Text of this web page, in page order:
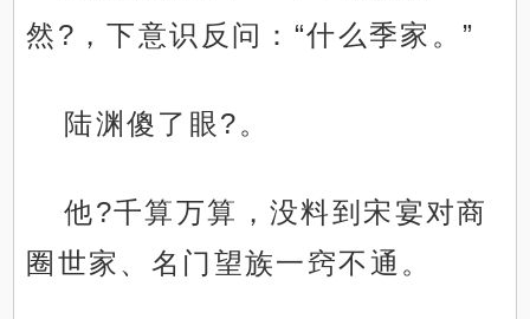
然?，下意识反问：“什么季家。”
陆渊傻了眼?。
他?千算万算，没料到宋宴对商
圈世家、名门望族一窍不通。